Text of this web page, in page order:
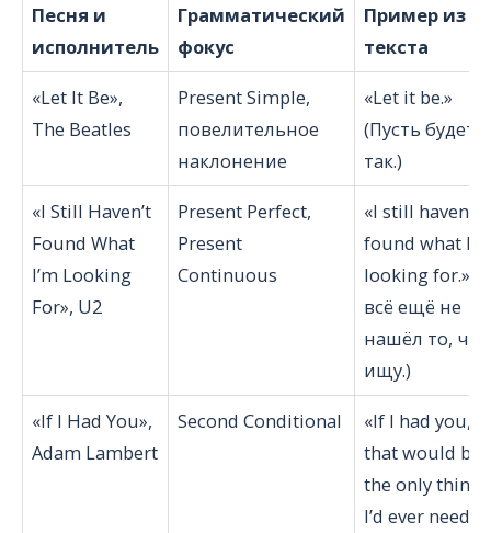
Песня и
исполнитель
Грамматический
фокус
Пример из
текста
«Let It Be»,
The Beatles
Present Simple,
повелительное
наклонение
«Let it be.»
(Пусть будет
так.)
«I Still Haven’t
Found What
I’m Looking
For», U2
Present Perfect,
Present
Continuous
«I still haven’t
found what I’m
looking for.» (Я
всё ещё не
нашёл то, что
ищу.)
«If I Had You»,
Adam Lambert
Second Conditional
«If I had you,
that would be
the only thing
I’d ever need.»